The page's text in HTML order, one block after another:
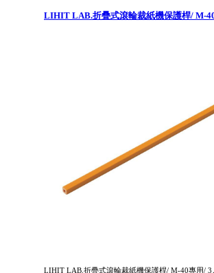
LIHIT LAB.折疊式滾輪裁紙機保護桿/ M-
LIHIT LAB.折疊式滾輪裁紙機保護桿/ M-40專用/ 3